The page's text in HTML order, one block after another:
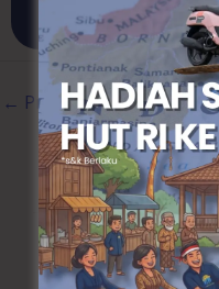
← Previous Post